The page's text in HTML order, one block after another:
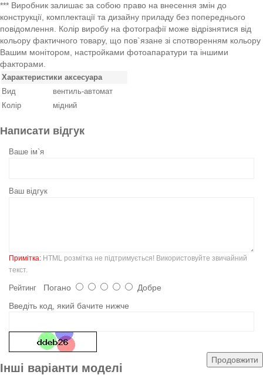
*** Виробник залишає за собою право на внесення змін до
конструкції, комплектації та дизайну приладу без попереднього
повідомлення. Колір виробу на фотографії може відрізнятися від
кольору фактичного товару, що пов`язане зі спотворенням кольору
Вашим монітором, настройками фотоапаратури та іншими
факторами.
Характеристики аксесуара
Вид
вентиль-автомат
Колір
мідний
Написати відгук
Ваше ім`я
Ваш відгук
Примітка: HTML розмітка не підтримується! Використовуйте звичайний
текст.
Рейтинг Погано
Добре
Введіть код, який бачите нижче
Продовжити
Інші варіанти моделі